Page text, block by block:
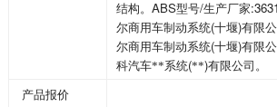
结构。 ABS型号/生产厂家
尔商用车制动系统(十堰)有限
尔商用车制动系统(十堰)有限
科汽车**系统(**)有限公司。
产品报价